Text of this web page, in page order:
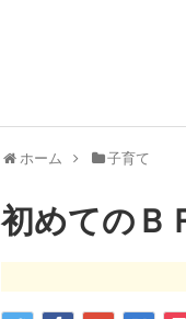
ホーム 子育て
初めてのＢ